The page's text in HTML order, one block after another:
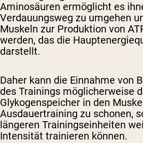
Aminosäuren ermöglicht es
Verdauungsweg zu umgehen
Muskeln zur Produktion von
werden, das die
darstellt.
Daher kann die Einnahme von
des Trainings möglicherweise
Glykogenspeicher in den
Ausdauertraining zu schonen,
längeren Trainingseinheiten
Intensität trainieren können.